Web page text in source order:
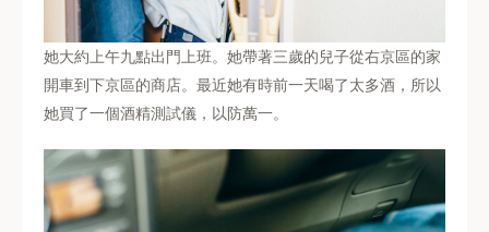
她大約上午九點出門上班。她帶著三歲的兒子從右京區的家
開車到下京區的商店。最近她有時前一天喝了太多酒，所以
她買了一個酒精測試儀，以防萬一。